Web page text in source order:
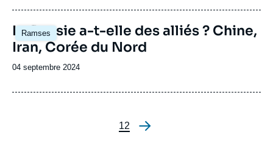
publication
Ramses
Image
principale
La Russie a-t-elle des alliés ? Chine,
Iran, Corée du Nord
Date
publication
04 septembre 2024
Pagination
Page
1Page
2